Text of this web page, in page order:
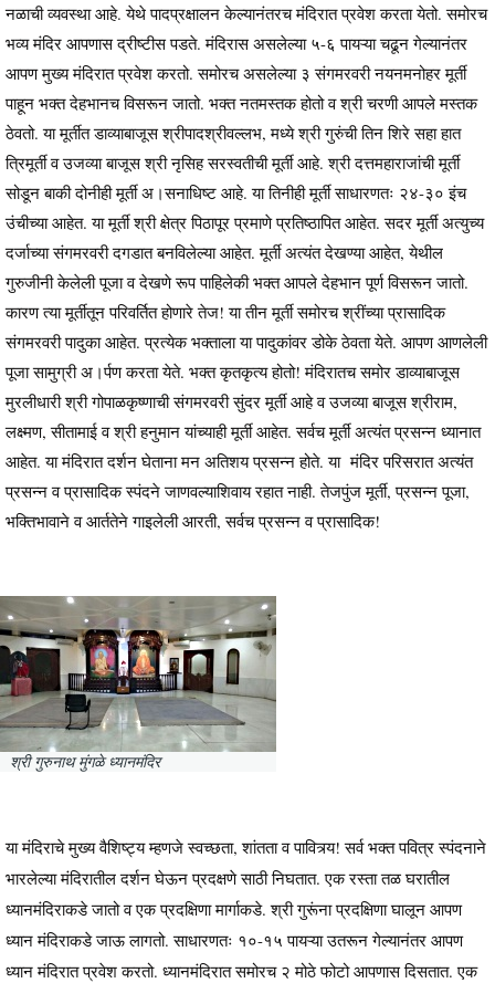
नळाची व्यवस्था आहे. येथे पादप्रक्षालन केल्यानंतरच मंदिरात प्रवेश करता येतो. समोरच
भव्य मंदिर आपणास द्रीष्टीस पडते. मंदिरास असलेल्या ५-६ पायऱ्या चढून गेल्यानंतर
आपण मुख्य मंदिरात प्रवेश करतो. समोरच असलेल्या ३ संगमरवरी नयनमनोहर मूर्ती
पाहून भक्त देहभानच विसरून जातो. भक्त नतमस्तक होतो व श्री चरणी आपले मस्तक
ठेवतो. या मूर्तीत डाव्याबाजूस श्रीपादश्रीवल्लभ, मध्ये श्री गुरुंची तिन शिरे सहा हात
त्रिमूर्ती व उजव्या बाजूस श्री नृसिह सरस्वतीची मूर्ती आहे. श्री दत्तमहाराजांची मूर्ती
सोडून बाकी दोनीही मूर्ती अ।सनाधिष्ट आहे. या तिनीही मूर्ती साधारणतः २४-३० इंच
उंचीच्या आहेत. या मूर्ती श्री क्षेत्र पिठापूर प्रमाणे प्रतिष्ठापित आहेत. सदर मूर्ती अत्युच्य
दर्जाच्या संगमरवरी दगडात बनविलेल्या आहेत. मूर्ती अत्यंत देखण्या आहेत, येथील
गुरुजीनी केलेली पूजा व देखणे रूप पाहिलेकी भक्त आपले देहभान पूर्ण विसरून जातो.
कारण त्या मूर्तीतून परिवर्तित होणारे तेज! या तीन मूर्ती समोरच श्रींच्या प्रासादिक
संगमरवरी पादुका आहेत. प्रत्येक भक्ताला या पादुकांवर डोके ठेवता येते. आपण आणलेली
पूजा सामुग्री अ।र्पण करता येते. भक्त कृतकृत्य होतो! मंदिरातच समोर डाव्याबाजूस
मुरलीधारी श्री गोपाळकृष्णाची संगमरवरी सुंदर मूर्ती आहे व उजव्या बाजूस श्रीराम,
लक्ष्मण, सीतामाई व श्री हनुमान यांच्याही मूर्ती आहेत. सर्वच मूर्ती अत्यंत प्रसन्न ध्यानात
आहेत. या मंदिरात दर्शन घेताना मन अतिशय प्रसन्न होते. या मंदिर परिसरात अत्यंत
प्रसन्न व प्रासादिक स्पंदने जाणवल्याशिवाय रहात नाही. तेजपुंज मूर्ती, प्रसन्न पूजा,
भक्तिभावाने व आर्ततेने गाइलेली आरती, सर्वच प्रसन्न व प्रासादिक!
श्री गुरुनाथ मुंगळे ध्यानमंदिर
या मंदिराचे मुख्य वैशिष्ट्य म्हणजे स्वच्छता, शांतता व पावित्र्य! सर्व भक्त पवित्र स्पंदनाने
भारलेल्या मंदिरातील दर्शन घेऊन प्रदक्षणे साठी निघतात. एक रस्ता तळ घरातील
ध्यानमंदिराकडे जातो व एक प्रदक्षिणा मार्गाकडे. श्री गुरूंना प्रदक्षिणा घालून आपण
ध्यान मंदिराकडे जाऊ लागतो. साधारणतः १०-१५ पायऱ्या उतरून गेल्यानंतर आपण
ध्यान मंदिरात प्रवेश करतो. ध्यानमंदिरात समोरच २ मोठे फोटो आपणास दिसतात. एक